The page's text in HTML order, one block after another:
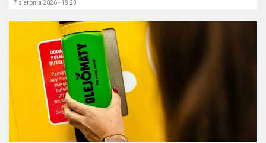
7 sierpnia 2026 - 18:23